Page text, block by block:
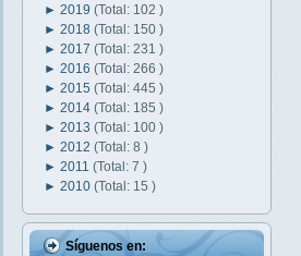
► 2019 (Total: 102 )
► 2018 (Total: 150 )
► 2017 (Total: 231 )
► 2016 (Total: 266 )
► 2015 (Total: 445 )
► 2014 (Total: 185 )
► 2013 (Total: 100 )
► 2012 (Total: 8 )
► 2011 (Total: 7 )
► 2010 (Total: 15 )
Síguenos en: